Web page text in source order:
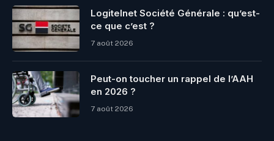
Logitelnet Société Générale : qu’est-
ce que c’est ?
7 août 2026
Peut-on toucher un rappel de l’AAH
en 2026 ?
7 août 2026